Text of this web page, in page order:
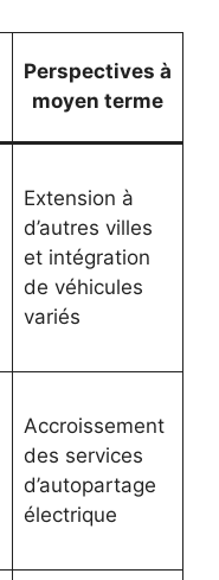
Perspectives à
moyen terme
Extension à
d’autres villes
et intégration
de véhicules
variés
Accroissement
des services
d’autopartage
électrique